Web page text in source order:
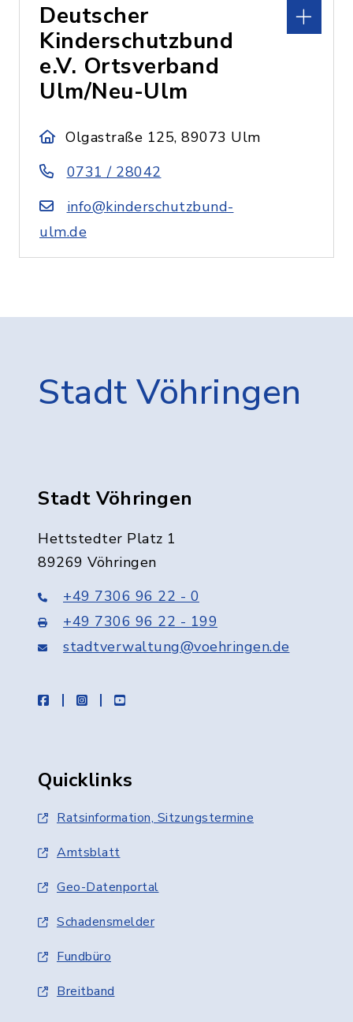
Deutscher
Kinderschutzbund
e.V. Ortsverband
Ulm/Neu-Ulm
Olgastraße 125, 89073 Ulm
0731 / 28042
info@kinderschutzbund-
ulm.de
Stadt Vöhringen
Stadt Vöhringen
Hettstedter Platz 1
89269 Vöhringen
+49 7306 96 22 - 0
+49 7306 96 22 - 199
stadtverwaltung@voehringen.de
facebookinstagramyoutube
Quicklinks
Ratsinformation, Sitzungstermine
Amtsblatt
Geo-Datenportal
Schadensmelder
Fundbüro
Breitband